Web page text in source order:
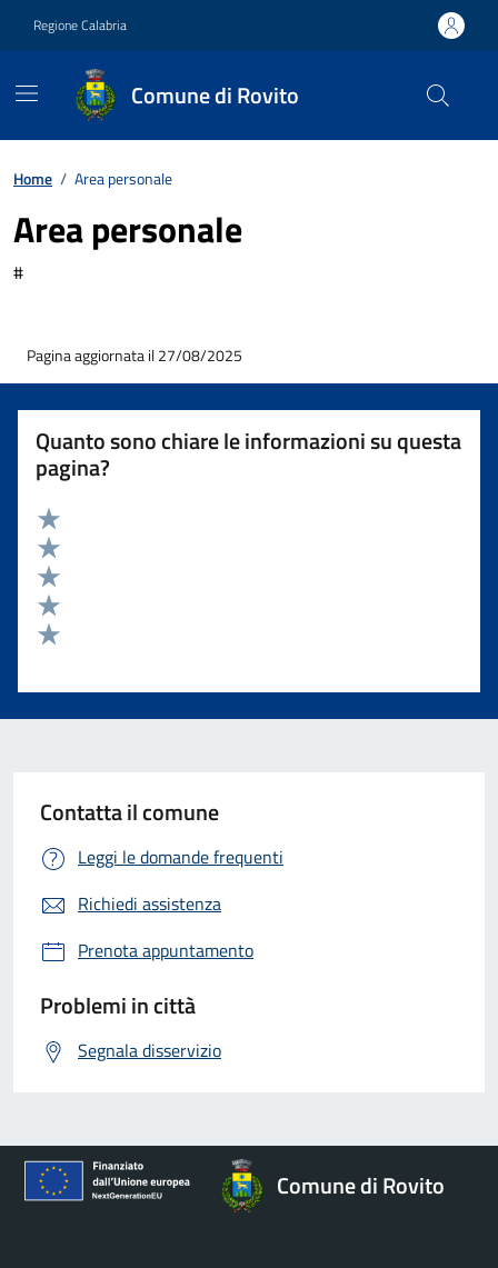
Regione Calabria
Comune di Rovito
Contenuti in evidenza
Home / Area personale
Area personale
#
Pagina aggiornata il 27/08/2025
Quanto sono chiare le informazioni su questa
pagina?
Valuta 5 stelle su 5
Valuta 4 stelle su 5
Valuta 3 stelle su 5
Valuta 2 stelle su 5
Contatta il comune
Leggi le domande frequenti
Richiedi assistenza
Prenota appuntamento
Problemi in città
Segnala disservizio
Comune di Rovito